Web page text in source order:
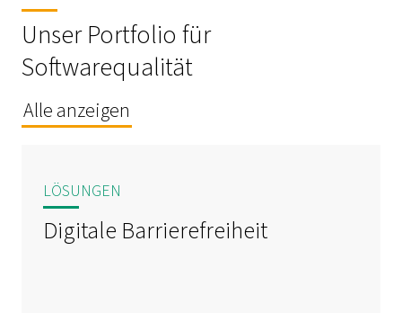
Unser Portfolio für
Softwarequalität
Alle anzeigen
LÖSUNGEN
Digitale Barrierefreiheit